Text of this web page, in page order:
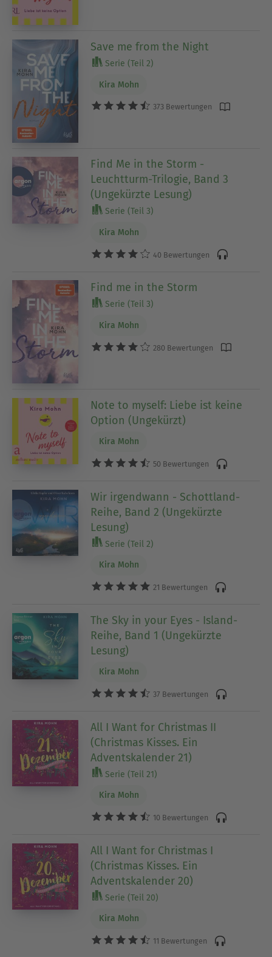
Save me from the Night
Serie (Teil 2)
Kira Mohn
373 Bewertungen
Find Me in the Storm -
Leuchtturm-Trilogie, Band 3
(Ungekürzte Lesung)
Serie (Teil 3)
Kira Mohn
40 Bewertungen
Find me in the Storm
Serie (Teil 3)
Kira Mohn
280 Bewertungen
Note to myself: Liebe ist keine
Option (Ungekürzt)
Kira Mohn
50 Bewertungen
Wir irgendwann - Schottland-
Reihe, Band 2 (Ungekürzte
Lesung)
Serie (Teil 2)
Kira Mohn
21 Bewertungen
The Sky in your Eyes - Island-
Reihe, Band 1 (Ungekürzte
Lesung)
Kira Mohn
37 Bewertungen
All I Want for Christmas II
(Christmas Kisses. Ein
Adventskalender 21)
Serie (Teil 21)
Kira Mohn
10 Bewertungen
All I Want for Christmas I
(Christmas Kisses. Ein
Adventskalender 20)
Serie (Teil 20)
Kira Mohn
11 Bewertungen